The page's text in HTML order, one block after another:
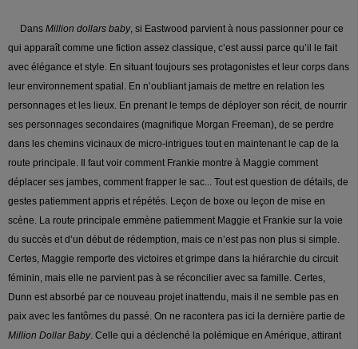
Dans Million dollars baby, si Eastwood parvient à nous passionner pour ce
qui apparaît comme une fiction assez classique, c’est aussi parce qu’il le fait
avec élégance et style. En situant toujours ses protagonistes et leur corps dans
leur environnement spatial. En n’oubliant jamais de mettre en relation les
personnages et les lieux. En prenant le temps de déployer son récit, de nourrir
ses personnages secondaires (magnifique Morgan Freeman), de se perdre
dans les chemins vicinaux de micro-intrigues tout en maintenant le cap de la
route principale. Il faut voir comment Frankie montre à Maggie comment
déplacer ses jambes, comment frapper le sac... Tout est question de détails, de
gestes patiemment appris et répétés. Leçon de boxe ou leçon de mise en
scène. La route principale emmène patiemment Maggie et Frankie sur la voie
du succès et d’un début de rédemption, mais ce n’est pas non plus si simple.
Certes, Maggie remporte des victoires et grimpe dans la hiérarchie du circuit
féminin, mais elle ne parvient pas à se réconcilier avec sa famille. Certes,
Dunn est absorbé par ce nouveau projet inattendu, mais il ne semble pas en
paix avec les fantômes du passé. On ne racontera pas ici la dernière partie de
Million Dollar Baby. Celle qui a déclenché la polémique en Amérique, attirant